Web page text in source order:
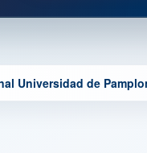
Universidad de